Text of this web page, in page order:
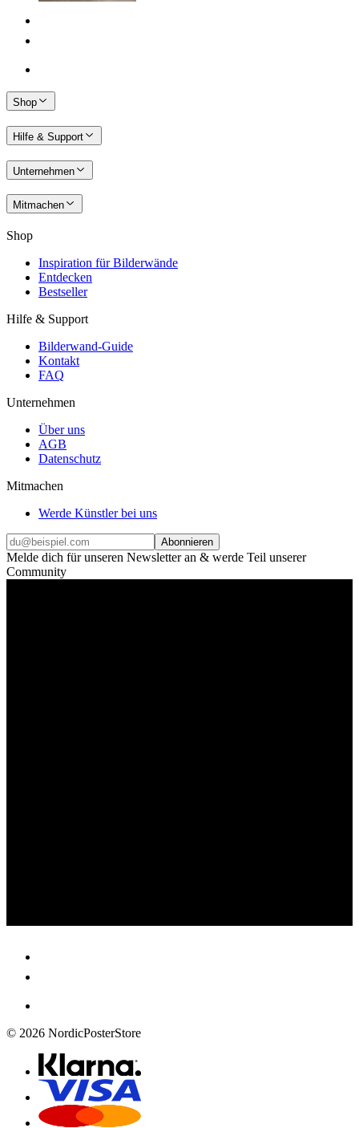
Shop
Hilfe & Support
Unternehmen
Mitmachen
Shop
Inspiration für Bilderwände
Entdecken
Bestseller
Hilfe & Support
Bilderwand-Guide
Kontakt
FAQ
Unternehmen
Über uns
AGB
Datenschutz
Mitmachen
Werde Künstler bei uns
Abonnieren
Melde dich für unseren Newsletter an & werde Teil unserer
Community
© 2026 NordicPosterStore